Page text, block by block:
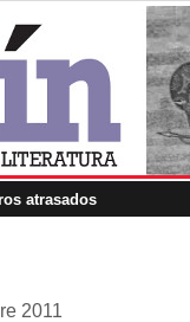
atrasados
2011